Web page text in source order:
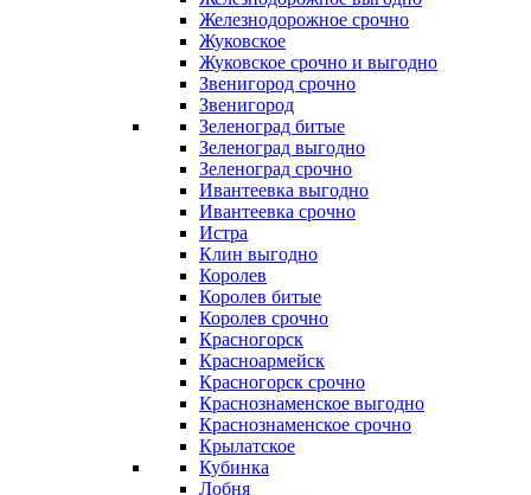
Железнодорожное срочно
Жуковское
Жуковское срочно и выгодно
Звенигород срочно
Звенигород
Зеленоград битые
Зеленоград выгодно
Зеленоград срочно
Ивантеевка выгодно
Ивантеевка срочно
Истра
Клин выгодно
Королев
Королев битые
Королев срочно
Красногорск
Красноармейск
Красногорск срочно
Краснознаменское выгодно
Краснознаменское срочно
Крылатское
Кубинка
Лобня